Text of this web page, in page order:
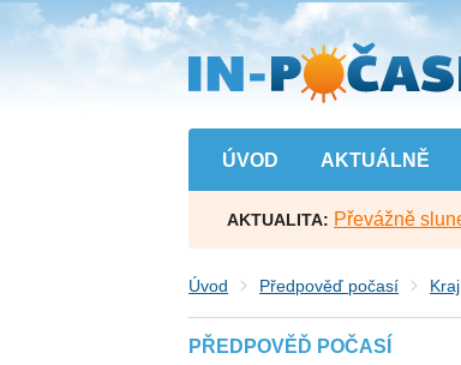
Přejít
na
hlavní
obsah
ÚVOD AKTUÁLNĚ
AKTUALITA: Převážně
Úvod Předpověď počasí
PŘEDPOVĚĎ POČASÍ